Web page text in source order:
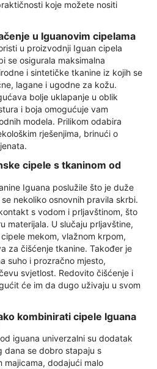
koje možete nositi
u Iguanovim cipelama
u proizvodnji Iguan cipela
se osigurala maksimalna
i sintetičke tkanine iz kojih se
lagane i ugodne za kožu.
bolje uklapanje u oblik
i boja omogućuje vam
modela. Prilikom odabira
rješenjima, brinući o
cipele s tkaninom od
Iguana poslužile što je duže
nekoliko osnovnih pravila skrbi.
s vodom i prljavštinom, što
materijala. U slučaju prljavštine,
mekom, vlažnom krpom,
za čišćenje tkanine. Također je
suho i prozračno mjesto,
svjetlost. Redovito čišćenje i
će im da dugo uživaju u svom
kombinirati cipele Iguana
iguana univerzalni su dodatak
dana se dobro stapaju s
majicama, dodajući malo